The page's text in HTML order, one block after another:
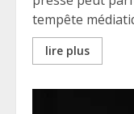
tempête
lire plus